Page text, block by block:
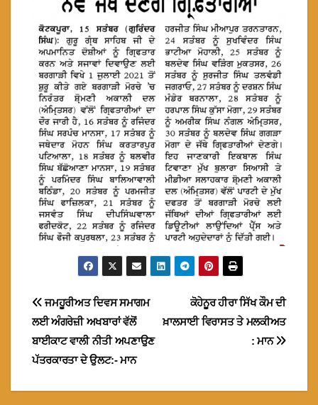
Post
navigation
ਕੋਹੇਨੂਰ ਹੀਰਾ ਸਿੱਖ ਕੌਮ ਦੀ
ਖ਼ਾਲਸਾਈ ਵਿਰਾਸਤ ਤੇ ਮਲਕੀਅਤ
: ਮਾਨ
ਜਮਹੂਰੀਅਤ ਦਿਵਸ ਸਮਾਗਮ
ਲਈ ਅੰਗਰੇਜ਼ੀ ਅਖਬਾਰਾਂ ਵੱਲੋਂ
ਬਾਈਕਾਟ ਵਾਲੀ ਨੀਤੀ ਅਪਣਾਉਣ
ਪੱਤਰਕਾਰਤਾ ਦੇ ਉਲਟ:- ਮਾਨ